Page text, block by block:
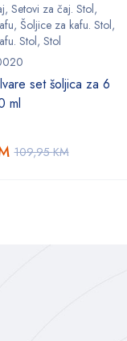
, Setovi za čaj. Stol,
, Šoljice za kafu. Stol,
Stol, Stol
set šoljica za 6
ml
109,95KM